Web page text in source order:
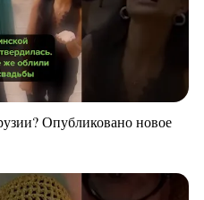
Опубликовано новое